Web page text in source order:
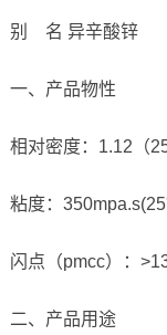
别 名 异辛酸锌
一、产品物性
相对密度：1.12（
粘度：
闪点（pmcc）：
二、产品用途